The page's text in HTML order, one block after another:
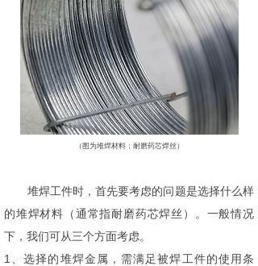
（图为堆焊材料：耐磨药芯焊丝）
堆焊工件时，首先要考虑的问题是选择什么样
的堆焊材料（通常指耐磨药芯焊丝）。一般情况
下，我们可从三个方面考虑。
1、选择的堆焊金属，需满足被焊工件的使用条